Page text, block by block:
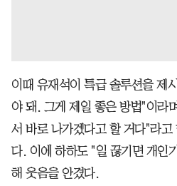
이때 유재석이 특급 솔루션을 제
야 돼. 그게 제일 좋은 방법"이라
서 바로 나가겠다고 할 거다"라
다. 이에 하하도 "일 끊기면 개인
해 웃음을 안겼다.